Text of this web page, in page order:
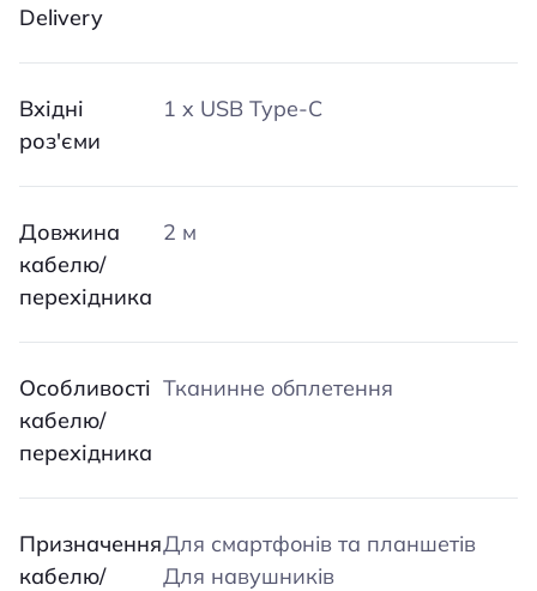
Delivery
Вхідні
роз'єми
1 x USB Type-C
Довжина
кабелю/
перехідника
2 м
Особливості
кабелю/
перехідника
Тканинне обплетення
Призначення
кабелю/
Для смартфонів та планшетів
Для навушників